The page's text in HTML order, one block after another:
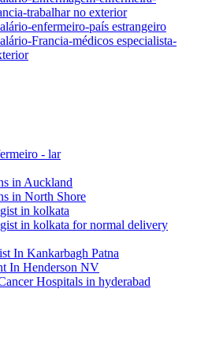
trabalhar no exterior
enfermeiro-país estrangeiro
Francia-médicos especialista-
- lar
in Auckland
in North Shore
in kolkata
in kolkata for normal delivery
In Kankarbagh Patna
In Henderson NV
Hospitals in hyderabad